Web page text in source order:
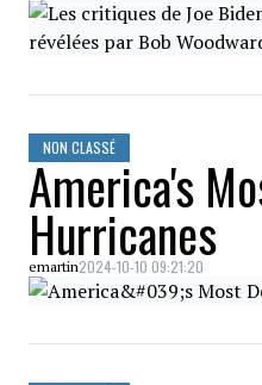
NON CLASSÉ
America's
Hurricanes
emartin2024-10-10 09:21:20